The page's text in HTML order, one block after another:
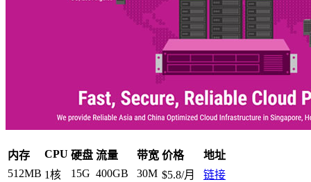
内存 CPU 硬盘 流量 带宽 价格
地址
512MB 1核 15G 400GB 30M $5.8/月
链接